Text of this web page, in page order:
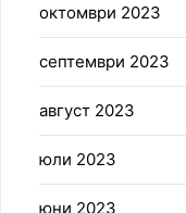
октомври 2023
септември 2023
август 2023
юли 2023
юни 2023